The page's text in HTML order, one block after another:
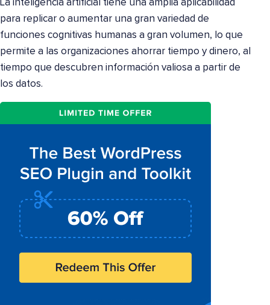
La inteligencia artificial tiene una amplia aplicabilidad
para replicar o aumentar una gran variedad de
funciones cognitivas humanas a gran volumen, lo que
permite a las organizaciones ahorrar tiempo y dinero, al
tiempo que descubren información valiosa a partir de
los datos.